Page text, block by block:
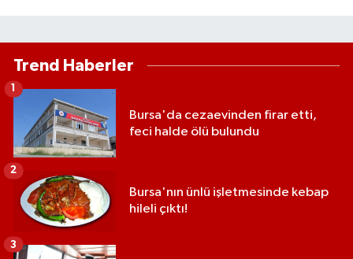
Trend Haberler
Bursa'da cezaevinden firar etti,
feci halde ölü bulundu
Bursa'nın ünlü işletmesinde kebap
hileli çıktı!
2
3